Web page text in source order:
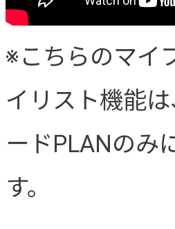
※こちらのマイ
イリスト機能
ードPLANのみ
す。